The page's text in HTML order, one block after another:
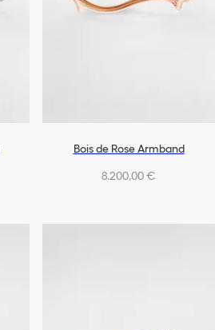
Bois de Rose Armband
8.200,00 €